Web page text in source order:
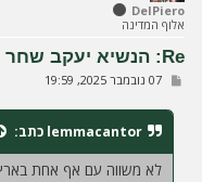
DelPiero
אלוף המדינה
Re: הנשיא יעקב שחר - נושא רשמי
ש
י
ה
07 נובמבר 2025, 19:59
lemmacantor כתב:
לא משווה עם אף אחת